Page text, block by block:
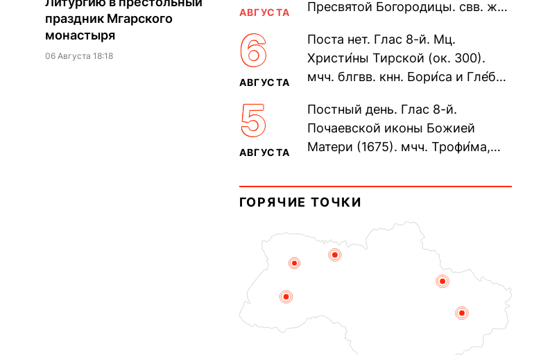
праздник Мгарского
монастыря
06 Августа 18:18
АВГУСТА
Пресвятой Богородицы. свв. жен
прп. Евпракси́и девы,...
6
АВГУСТА
Поста нет. Глас 8-й. Мц.
Христи́ны Тирской (ок. 300).
мчч. блгвв. кнн. Бори́са и Гле́ба,
Дави́да (1015). Прп....
5
АВГУСТА
Постный день. Глас 8-й.
Почаевской иконы Божией
Матери (1675). мчч. Трофи́ма,
мучеников (284–305). прав.
воина Фео́дора...
ГОРЯЧИЕ ТОЧКИ